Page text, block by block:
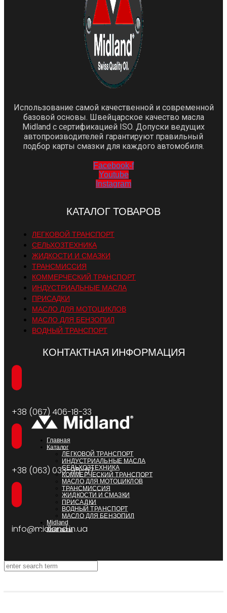
Использование самой качественной и современной
базовой основы. Швейцарское качество масла
Midland с сертификацией ISO. Допуски ведущих
автопроизводителей гарантируют правильный
подбор карты смазки для каждого автомобиля.
Facebook-f
Youtube
Instagram
КАТАЛОГ ТОВАРОВ
ЛЕГКОВОЙ ТРАНСПОРТ
СЕЛЬХОЗТЕХНИКА
ЖИДКОСТИ И СМАЗКИ
ТРАНСМИССИЯ
КОММЕРЧЕСКИЙ ТРАНСПОРТ
ИНДУСТРИАЛЬНЫЕ МАСЛА
ПРИСАДКИ
МАСЛО ДЛЯ МОТОЦИКЛОВ
МАСЛО ДЛЯ БЕНЗОПИЛ
ВОДНЫЙ ТРАНСПОРТ
КОНТАКТНАЯ ИНФОРМАЦИЯ
+38 (067) 406-18-33
+38 (063) 033-95-57
info@midland.in.ua
Главная
Каталог
ЛЕГКОВОЙ ТРАНСПОРТ
ИНДУСТРИАЛЬНЫЕ МАСЛА
СЕЛЬХОЗТЕХНИКА
КОММЕРЧЕСКИЙ ТРАНСПОРТ
МАСЛО ДЛЯ МОТОЦИКЛОВ
ТРАНСМИССИЯ
ЖИДКОСТИ И СМАЗКИ
ПРИСАДКИ
ВОДНЫЙ ТРАНСПОРТ
МАСЛО ДЛЯ БЕНЗОПИЛ
Midland
Контакты